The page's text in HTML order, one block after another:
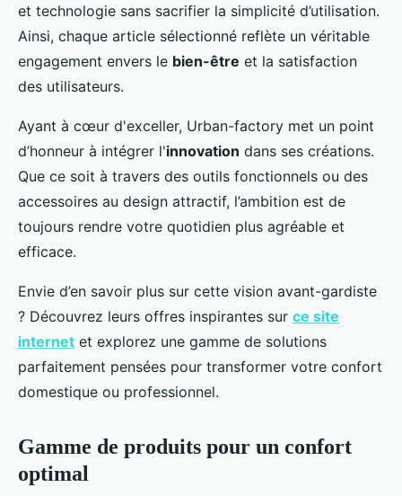
et technologie sans sacrifier la simplicité d’utilisation.
Ainsi, chaque article sélectionné reflète un véritable
engagement envers le bien-être et la satisfaction
des utilisateurs.
Ayant à cœur d'exceller, Urban-factory met un point
d’honneur à intégrer l'innovation dans ses créations.
Que ce soit à travers des outils fonctionnels ou des
accessoires au design attractif, l’ambition est de
toujours rendre votre quotidien plus agréable et
efficace.
Envie d’en savoir plus sur cette vision avant-gardiste
? Découvrez leurs offres inspirantes sur ce site
internet et explorez une gamme de solutions
parfaitement pensées pour transformer votre confort
domestique ou professionnel.
Gamme de produits pour un confort
optimal